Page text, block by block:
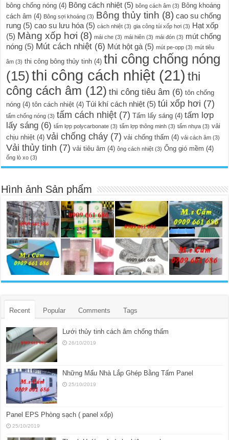
bông chống nóng (4) Bông cách nhiệt (5) bông cách âm (3) Bông khoáng
cách âm (4) Bông sợi khoáng (3) Bông thủy tinh (8) cao su chống
rung (5) cao su lưu hóa (5) cách nhiệt (3) gia công túi xốp hơi (3) Hạt xốp
(5) Màng xốp hơi (8) mái che (3) mái hiên (3) mái đón (3) mút chống
nóng (5) Mút cách nhiệt (6) Mút hột gà (5) mút pe-opp (3) mút tiêu
âm (3) thi công bông thủy tinh (4) thi công chống nóng
(15) thi công cách nhiệt (21) thi
công cách âm (12) thi công tiêu âm (6) tôn chống
nóng (4) tôn cách nhiệt (4) Túi khí cách nhiệt (5) túi xốp hơi (7)
tấm chống nóng (3) tấm cách nhiệt (7) Tấm lấy sáng (4) tấm lợp
lấy sáng (6) tấm lợp polycarbonate (3) tấm lợp thông minh (3) tấm nhựa (3) vải
chịu nhiệt (4) vải chống cháy (7) vải chống thấm (4) vải cách âm (3)
Vải thủy tinh (7) vải tiêu âm (4) ông cách nhiệt (3) Ống gió mềm (4)
ống lò xo (3)
Hình ảnh Sản phẩm
Recent Popular Comments Tags
Lưới thủy tinh cách âm chống thấm
26/10/2019
Những Mẩu Nhà Lắp Ghép Bằng Tấm Panel
25/10/2019
Panel EPS Phòng sạch ( panel xốp)
25/10/2019